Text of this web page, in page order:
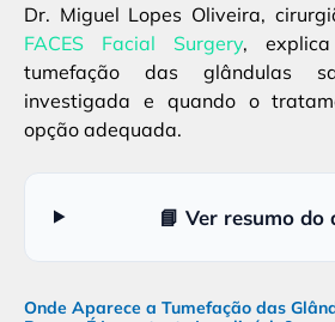
Dr. Miguel Lopes Oliveira,
FACES Facial Surgery,
tumefação das glândulas
investigada e quando o
opção adequada.
📘 Ver resumo do
Onde Aparece a Tumefação das